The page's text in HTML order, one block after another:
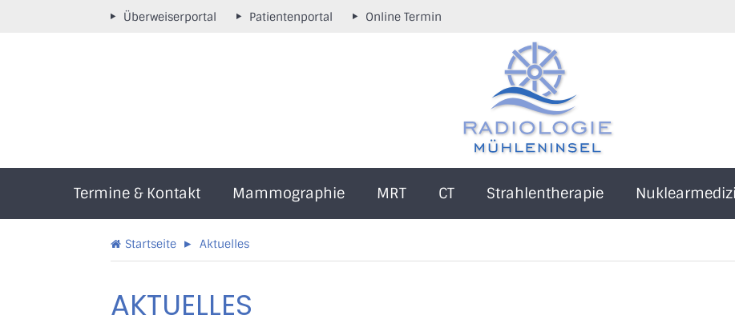
Überweiserportal Patientenportal Online Termin
Termine & Kontakt Mammographie MRT CT Strahlentherapie
Startseite ▸ Aktuelles
AKTUELLES